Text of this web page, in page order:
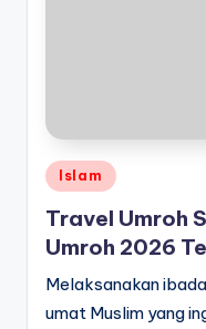
Posted
in
Islam
Travel Umroh
Umroh 2026
Melaksanakan
umat Muslim yang